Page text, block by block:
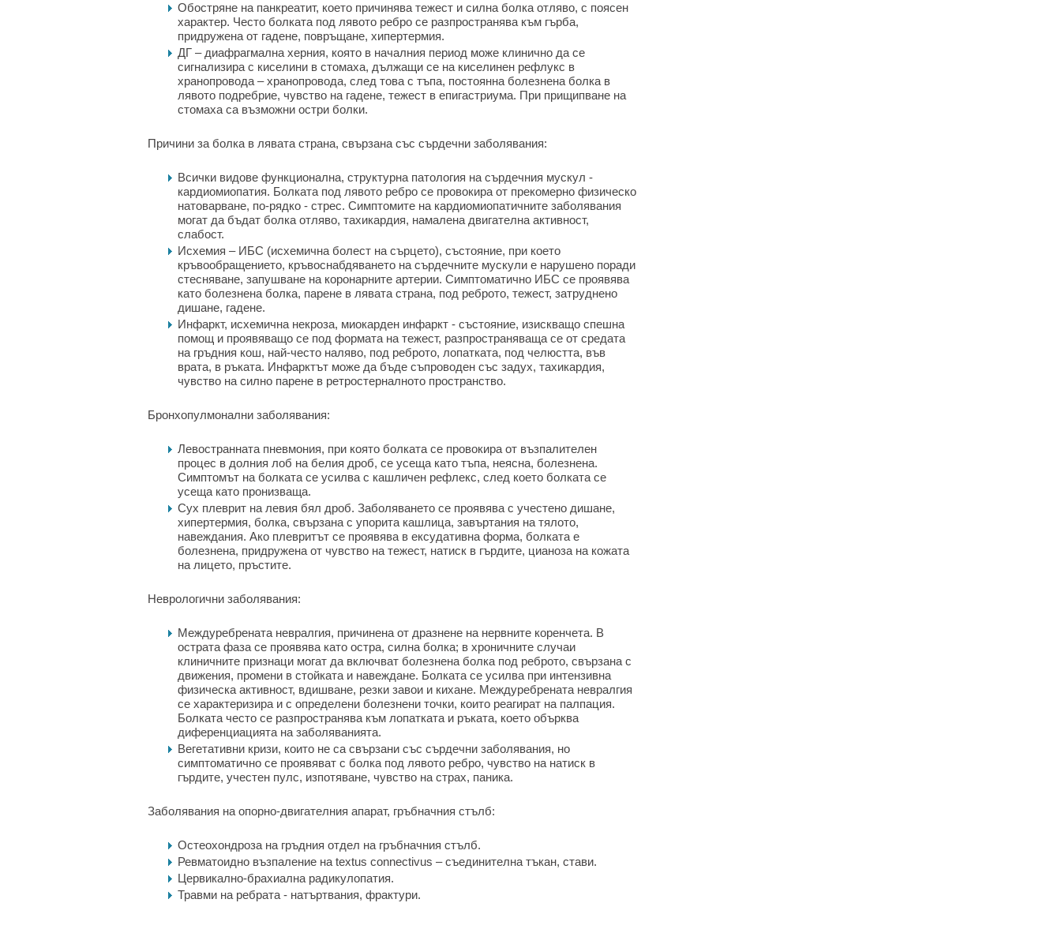
Обостряне на панкреатит, което причинява тежест и силна болка отляво, с поясен
характер. Често болката под лявото ребро се разпространява към гърба,
придружена от гадене, повръщане, хипертермия.
ДГ – диафрагмална херния, която в началния период може клинично да се
сигнализира с киселини в стомаха, дължащи се на киселинен рефлукс в
хранопровода – хранопровода, след това с тъпа, постоянна болезнена болка в
лявото подребрие, чувство на гадене, тежест в епигастриума. При прищипване на
стомаха са възможни остри болки.
Причини за болка в лявата страна, свързана със сърдечни заболявания:
Всички видове функционална, структурна патология на сърдечния мускул -
кардиомиопатия. Болката под лявото ребро се провокира от прекомерно физическо
натоварване, по-рядко - стрес. Симптомите на кардиомиопатичните заболявания
могат да бъдат болка отляво, тахикардия, намалена двигателна активност,
слабост.
Исхемия – ИБС (исхемична болест на сърцето), състояние, при което
кръвообращението, кръвоснабдяването на сърдечните мускули е нарушено поради
стесняване, запушване на коронарните артерии. Симптоматично ИБС се проявява
като болезнена болка, парене в лявата страна, под реброто, тежест, затруднено
дишане, гадене.
Инфаркт, исхемична некроза, миокарден инфаркт - състояние, изискващо спешна
помощ и проявяващо се под формата на тежест, разпространяваща се от средата
на гръдния кош, най-често наляво, под реброто, лопатката, под челюстта, във
врата, в ръката. Инфарктът може да бъде съпроводен със задух, тахикардия,
чувство на силно парене в ретростерналното пространство.
Бронхопулмонални заболявания:
Левостранната пневмония, при която болката се провокира от възпалителен
процес в долния лоб на белия дроб, се усеща като тъпа, неясна, болезнена.
Симптомът на болката се усилва с кашличен рефлекс, след което болката се
усеща като пронизваща.
Сух плеврит на левия бял дроб. Заболяването се проявява с учестено дишане,
хипертермия, болка, свързана с упорита кашлица, завъртания на тялото,
навеждания. Ако плевритът се проявява в ексудативна форма, болката е
болезнена, придружена от чувство на тежест, натиск в гърдите, цианоза на кожата
на лицето, пръстите.
Неврологични заболявания:
Междуребрената невралгия, причинена от дразнене на нервните коренчета. В
острата фаза се проявява като остра, силна болка; в хроничните случаи
клиничните признаци могат да включват болезнена болка под реброто, свързана с
движения, промени в стойката и навеждане. Болката се усилва при интензивна
физическа активност, вдишване, резки завои и кихане. Междуребрената невралгия
се характеризира и с определени болезнени точки, които реагират на палпация.
Болката често се разпространява към лопатката и ръката, което обърква
диференциацията на заболяванията.
Вегетативни кризи, които не са свързани със сърдечни заболявания, но
симптоматично се проявяват с болка под лявото ребро, чувство на натиск в
гърдите, учестен пулс, изпотяване, чувство на страх, паника.
Заболявания на опорно-двигателния апарат, гръбначния стълб:
Остеохондроза на гръдния отдел на гръбначния стълб.
Ревматоидно възпаление на textus connectivus – съединителна тъкан, стави.
Цервикално-брахиална радикулопатия.
Травми на ребрата - натъртвания, фрактури.